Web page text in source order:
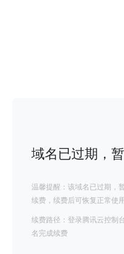
域名已过期，
温馨提醒：该域名已过期，
续费，续费后可恢复正常使
续费路径：登录腾讯云控制
名完成续费